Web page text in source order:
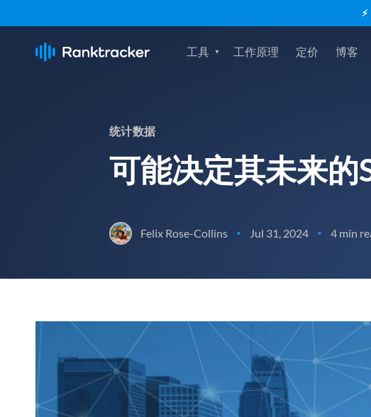
工具 工作原理 定价 博客
统计数据
可能决定其未来的
Felix Rose-Collins • Jul 31, 2024 • 4 min